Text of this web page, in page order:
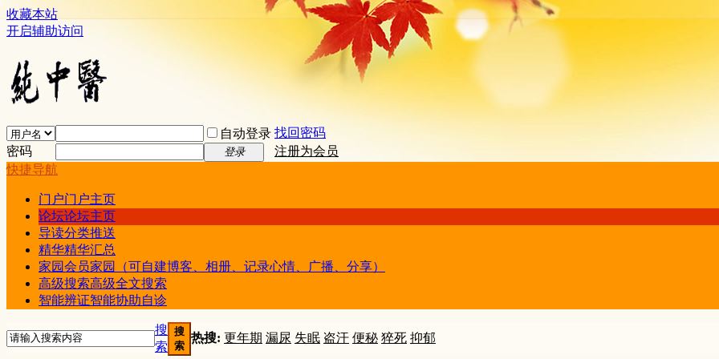
收藏本站
开启辅助访问
自动登录 找回密码
密码
登录
注册为会员
快捷导航
门户门户主页
论坛论坛主页
导读分类推送
精华精华汇总
家园会员家园（可自建博客、相册、记录心情、广播、分享）
高级搜索高级全文搜索
智能辨证智能协助自诊
搜
索
搜
索
热搜: 更年期 漏尿 失眠 盗汗 便秘 猝死 抑郁